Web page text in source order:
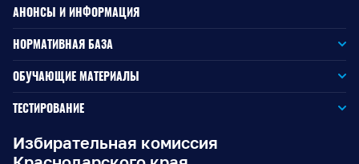
Избирательная комиссия
АНОНСЫ И ИНФОРМАЦИЯ
НОРМАТИВНАЯ БАЗА
Законодательство РФ
Законодательство КК
Документы ЦИК России
ОБУЧАЮЩИЕ МАТЕРИАЛЫ
Для окружной избирательной комиссии
Для территориальной избирательной комиссии
ТЕСТИРОВАНИЕ